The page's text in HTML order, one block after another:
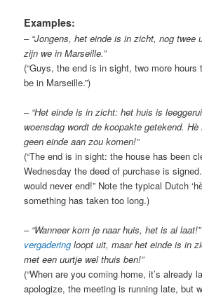
Examples:
– “Jongens, het einde is in zicht, nog twee
zijn we in Marseille.”
(“Guys, the end is in sight, two more hours
be in Marseille.”)
– “Het einde is in zicht: het huis is
woensdag wordt de koopakte getekend.
geen einde aan zou komen!”
(“The end is in sight: the house has been
Wednesday the deed of purchase is
would never end!” Note the typical Dutch
something has taken too long.)
– “Wanneer kom je naar huis, het is al
vergadering loopt uit, maar het einde is in
met een uurtje wel thuis ben!”
(“When are you coming home, it’s already
apologize, the meeting is running late, but